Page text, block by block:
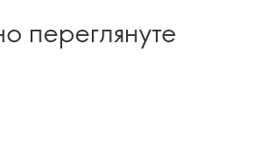
переглянуте